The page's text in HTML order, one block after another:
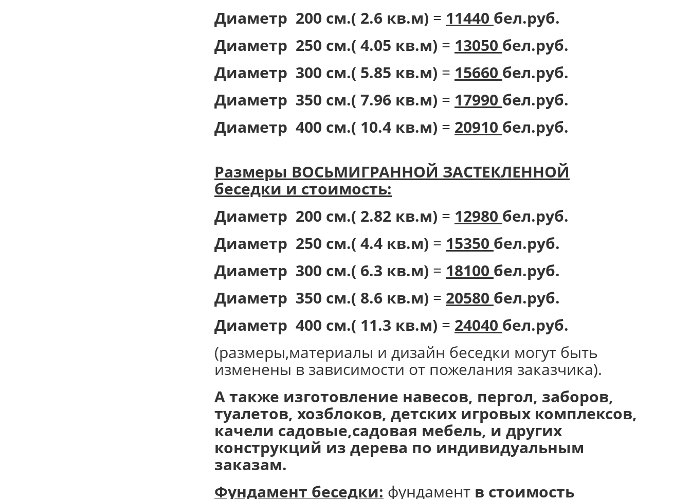
Диаметр 200 см.( 2.6 кв.м) = 11440 бел.руб.
Диаметр 250 см.( 4.05 кв.м) = 13050 бел.руб.
Диаметр 300 см.( 5.85 кв.м) = 15660 бел.руб.
Диаметр 350 см.( 7.96 кв.м) = 17990 бел.руб.
Диаметр 400 см.( 10.4 кв.м) = 20910 бел.руб.
Размеры ВОСЬМИГРАННОЙ ЗАСТЕКЛЕННОЙ
беседки и стоимость:
Диаметр 200 см.( 2.82 кв.м) = 12980 бел.руб.
Диаметр 250 см.( 4.4 кв.м) = 15350 бел.руб.
Диаметр 300 см.( 6.3 кв.м) = 18100 бел.руб.
Диаметр 350 см.( 8.6 кв.м) = 20580 бел.руб.
Диаметр 400 см.( 11.3 кв.м) = 24040 бел.руб.
(размеры,материалы и дизайн беседки могут быть
изменены в зависимости от пожелания заказчика).
А также изготовление навесов, пергол, заборов,
туалетов, хозблоков, детских игровых комплексов,
качели садовые,садовая мебель, и других
конструкций из дерева по индивидуальным
заказам.
Фундамент беседки: фундамент в стоимость